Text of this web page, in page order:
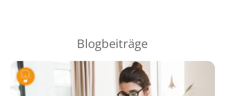
Blogbeiträge